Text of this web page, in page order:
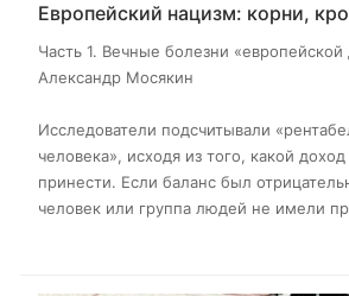
Европейский нацизм: корни,
Часть 1. Вечные болезни «европейской
Александр Мосякин
Исследователи подсчитывали
человека», исходя из того, какой
принести. Если баланс был
человек или группа людей не имели